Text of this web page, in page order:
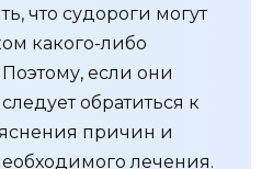
что судороги могут
какого-либо
если они
обратиться к
причин и
лечения.